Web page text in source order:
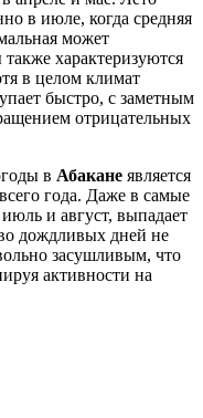
в июле, когда средняя
может
характеризуются
в целом климат
быстро, с заметным
отрицательных
в Абакане является
года. Даже в самые
и август, выпадает
дождливых дней не
засушливым, что
активности на